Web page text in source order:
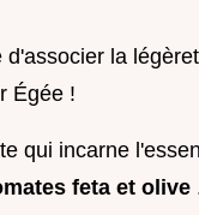
la
Égée !
qui incarne
feta et olive